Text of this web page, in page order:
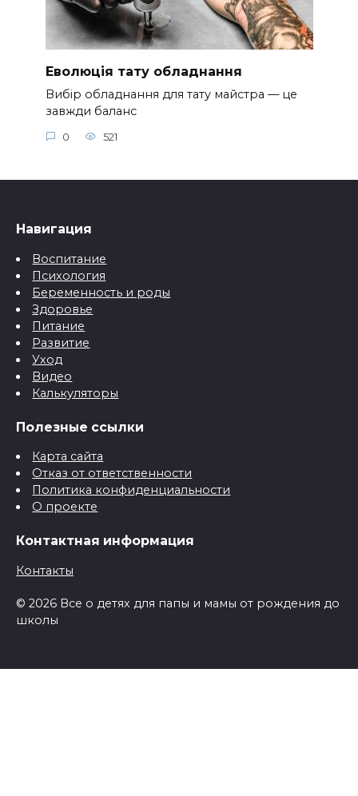
Еволюція тату обладнання
Вибір обладнання для тату майстра — це
завжди баланс
0 521
Навигация
Воспитание
Психология
Беременность и роды
Здоровье
Питание
Развитие
Уход
Видео
Калькуляторы
Полезные ссылки
Карта сайта
Отказ от ответственности
Политика конфиденциальности
О проекте
Контактная информация
Контакты
© 2026 Все о детях для папы и мамы от рождения до
школы